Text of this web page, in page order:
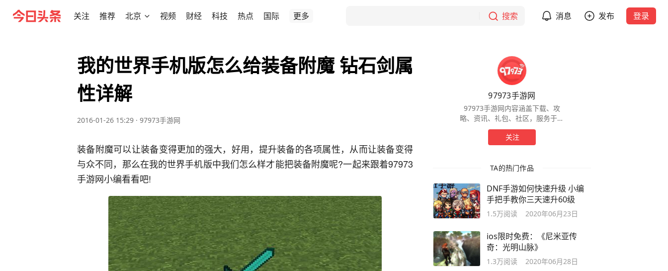
关注 推荐 北京 视频 财经 科技 热点 国际 更多 搜索 消息 发布 登录
我的世界手机版怎么给装备附魔 钻石剑属
性详解
2016-01-26 15:29 · 97973手游网
装备附魔可以让装备变得更加的强大，好用，提升装备的各项属性，从而让装备变得
与众不同，那么在我的世界手机版中我们怎么样才能把装备附魔呢?一起来跟着97973
手游网小编看看吧!
97973手游网
97973手游网内容涵盖下载、攻
略、资讯、礼包、社区，服务于全
球手游玩家，为玩家提供一站式服
务。
关注
TA的热门作品
DNF手游如何快速升级 小编
手把手教你三天速升60级
1.5万阅读 2020年06月23日
ios限时免费：《尼米亚传
奇：光明山脉》
1.3万阅读 2020年06月28日